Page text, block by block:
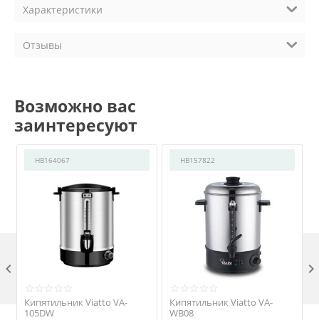
Характеристики
Отзывы
Возможно вас
заинтересуют
HB164067
Кипятильник Viatto VA-
105DW
HB157822
Кипятильник Viatto VA-
WB08
 